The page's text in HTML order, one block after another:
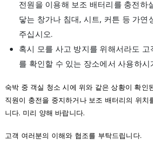
전원을 이용해 보조 배터리를 충전하
닿는 창가나 침대, 시트, 커튼 등 가연
주십시오.
혹시 모를 사고 방지를 위해서라도 고
를 확인할 수 있는 장소에서 사용하시
숙박 중 객실 청소 시에 위와 같은 상황이 확인
직원이 충전을 중지하거나 보조 배터리의 위치
니다. 미리 양해 바랍니다.
고객 여러분의 이해와 협조를 부탁드립니다.